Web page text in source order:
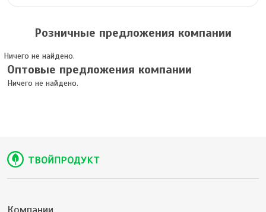
Розничные предложения компании
Ничего не найдено.
Оптовые предложения компании
Ничего не найдено.